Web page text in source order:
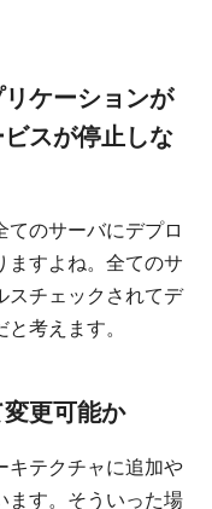
ケーションが
スが停止しな
のサーバにデプロ
ますよね。全てのサ
スチェックされてデ
考えます。
更可能か
キテクチャに追加や
ます。そういった場